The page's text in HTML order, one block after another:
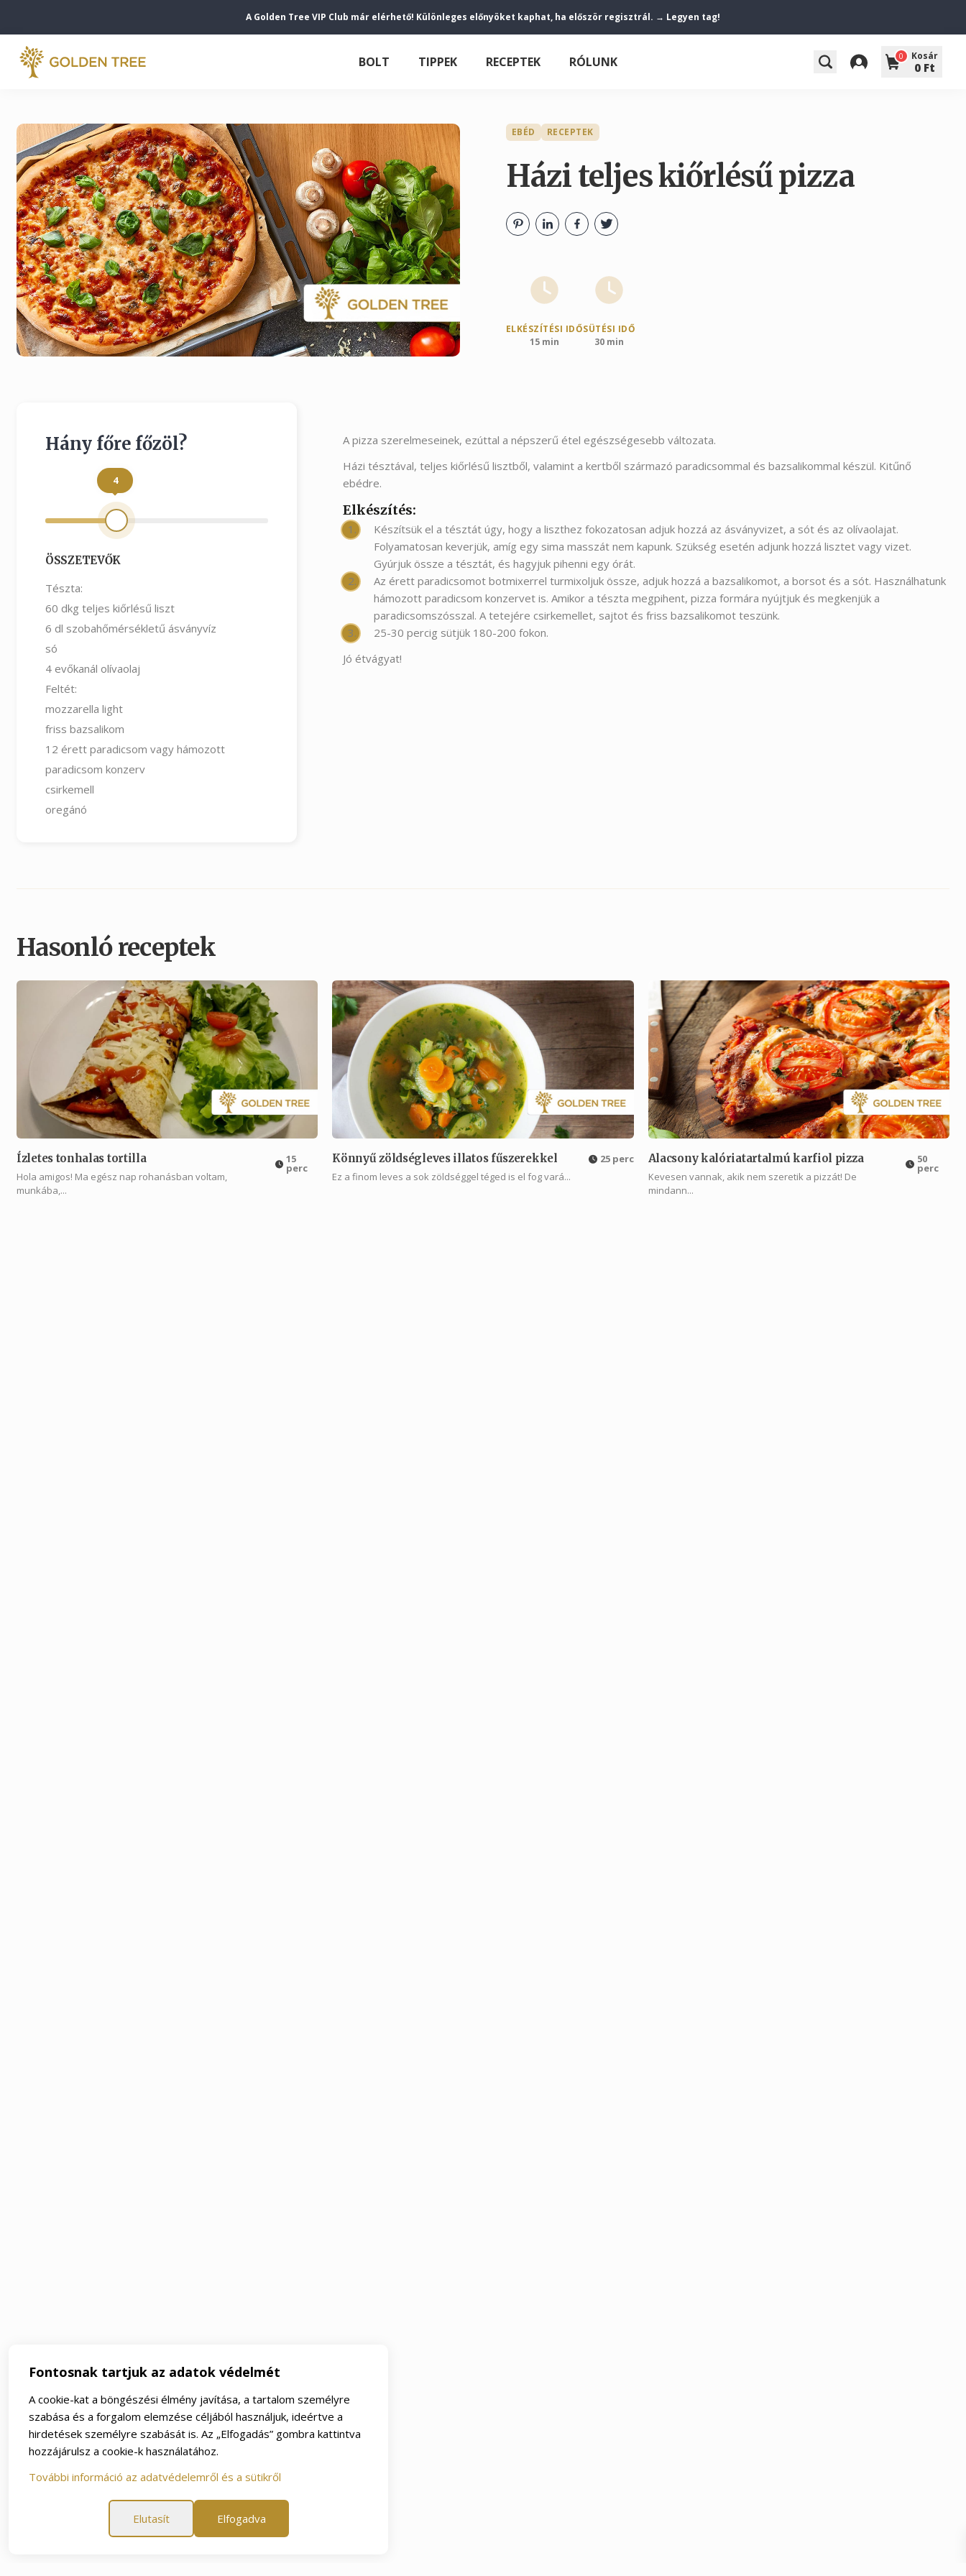
Fontosnak tartjuk az adatok védelmét
A cookie-kat a böngészési élmény javítása, a tartalom személyre
szabása és a forgalom elemzése céljából használjuk, ideértve a
hirdetések személyre szabását is. Az „Elfogadás” gombra kattintva
hozzájárulsz a cookie-k használatához.
További információ az adatvédelemről és a sütikről
Elutasít Elfogadva
A Golden Tree VIP Club már elérhető! Különleges előnyöket kaphat, ha először regisztrál. → Legyen tag!
BOLT TIPPEK RECEPTEK RÓLUNK 0 Kosár
0 Ft
EBÉD RECEPTEK
Házi teljes kiőrlésű pizza
ELKÉSZÍTÉSI IDŐ
15 min
SÜTÉSI IDŐ
30 min
Hány főre főzöl?
4
ÖSSZETEVŐK
Tészta:
60 dkg teljes kiőrlésű liszt
6 dl szobahőmérsékletű ásványvíz
só
4 evőkanál olívaolaj
Feltét:
mozzarella light
friss bazsalikom
12 érett paradicsom vagy hámozott
paradicsom konzerv
csirkemell
oregánó
A pizza szerelmeseinek, ezúttal a népszerű étel egészségesebb változata.
Házi tésztával, teljes kiőrlésű lisztből, valamint a kertből származó paradicsommal és bazsalikommal készül. Kitűnő
ebédre.
Elkészítés:
Készítsük el a tésztát úgy, hogy a liszthez fokozatosan adjuk hozzá az ásványvizet, a sót és az olívaolajat.
Folyamatosan keverjük, amíg egy sima masszát nem kapunk. Szükség esetén adjunk hozzá lisztet vagy vizet.
Gyúrjuk össze a tésztát, és hagyjuk pihenni egy órát.
Az érett paradicsomot botmixerrel turmixoljuk össze, adjuk hozzá a bazsalikomot, a borsot és a sót. Használhatunk
hámozott paradicsom konzervet is. Amikor a tészta megpihent, pizza formára nyújtjuk és megkenjük a
paradicsomszósszal. A tetejére csirkemellet, sajtot és friss bazsalikomot teszünk.
25-30 percig sütjük 180-200 fokon.
Jó étvágyat!
Hasonló receptek
Ízletes tonhalas tortilla
Hola amigos! Ma egész nap rohanásban voltam,
munkába,...
15
perc
Könnyű zöldségleves illatos fűszerekkel
Ez a finom leves a sok zöldséggel téged is el fog vará...
25 perc Alacsony kalóriatartalmú karfiol pizza
Kevesen vannak, akik nem szeretik a pizzát! De
mindann...
50
perc